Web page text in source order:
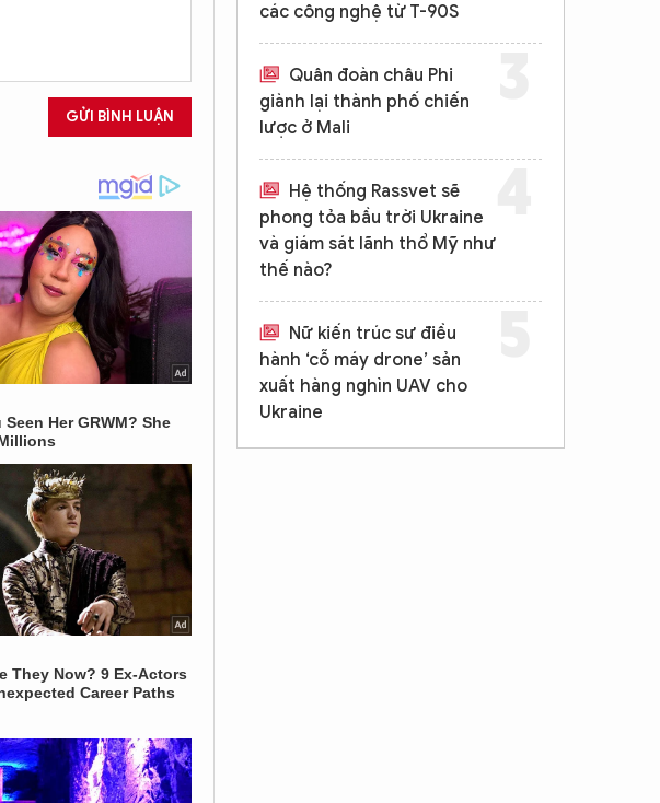
GỬI BÌNH LUẬN
các công nghệ từ T-90S
Quân đoàn châu Phi
giành lại thành phố chiến
lược ở Mali
Hệ thống Rassvet sẽ
phong tỏa bầu trời Ukraine
và giám sát lãnh thổ Mỹ như
thế nào?
Nữ kiến trúc sư điều
hành ‘cỗ máy drone’ sản
xuất hàng nghìn UAV cho
Ukraine